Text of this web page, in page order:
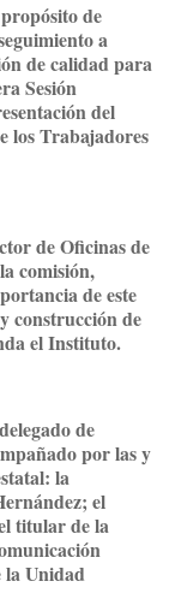
de
a
de calidad para
Sesión
del
los Trabajadores
de Oficinas de
comisión,
de este
construcción de
el Instituto.
de
por las y
la
el
titular de la
la Unidad